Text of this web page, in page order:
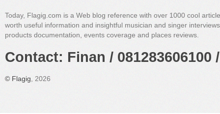
Today, Flagig.com is a Web blog reference with over 1000 cool
worth useful information and insightful musician and singer
products documentation, events coverage and places reviews.
Contact: Finan /
© Flagig , 2026